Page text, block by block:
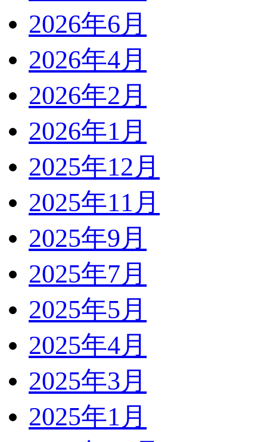
2026年6月
2026年4月
2026年2月
2026年1月
2025年12月
2025年11月
2025年9月
2025年7月
2025年5月
2025年4月
2025年3月
2025年1月